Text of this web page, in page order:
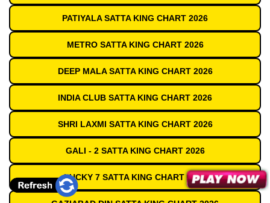
PATIYALA SATTA KING CHART 2026
METRO SATTA KING CHART 2026
DEEP MALA SATTA KING CHART 2026
INDIA CLUB SATTA KING CHART 2026
SHRI LAXMI SATTA KING CHART 2026
GALI - 2 SATTA KING CHART 2026
LUCKY 7 SATTA KING CHART 2026